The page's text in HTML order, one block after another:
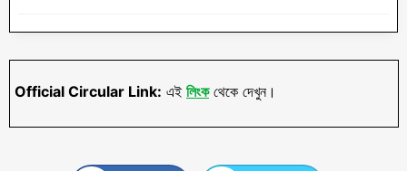
Official Circular Link: এই লিংকথেকে দেখুন।